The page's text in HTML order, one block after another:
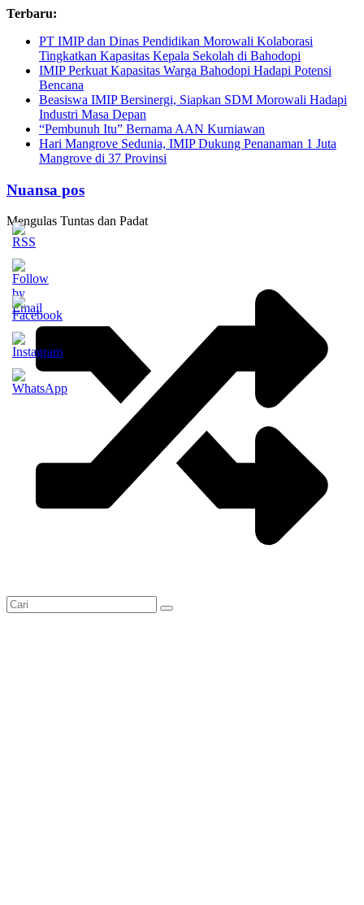
Skip
content
Terbaru:
PT IMIP dan Dinas Pendidikan Morowali Kolaborasi
Tingkatkan Kapasitas Kepala Sekolah di Bahodopi
IMIP Perkuat Kapasitas Warga Bahodopi Hadapi Potensi
Bencana
Beasiswa IMIP Bersinergi, Siapkan SDM Morowali Hadapi
Industri Masa Depan
“Pembunuh Itu” Bernama AAN Kurniawan
Hari Mangrove Sedunia, IMIP Dukung Penanaman 1 Juta
Mangrove di 37 Provinsi
Nuansa pos
Mengulas Tuntas dan Padat